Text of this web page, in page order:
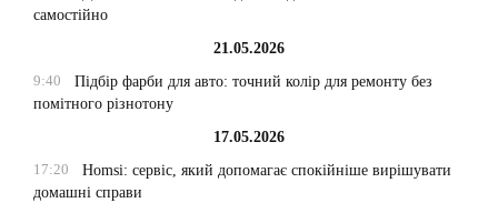
самостійно
21.05.2026
9:40
Підбір фарби для авто: точний колір для ремонту без
помітного різнотону
17.05.2026
17:20
Homsi: сервіс, який допомагає спокійніше вирішувати
домашні справи